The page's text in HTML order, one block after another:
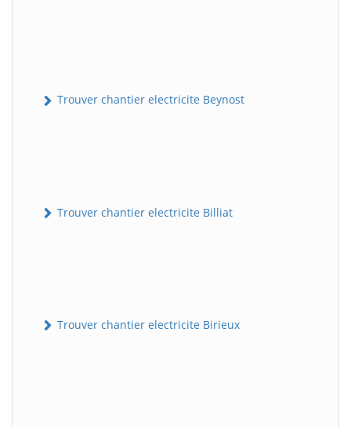
Trouver chantier electricite Beynost
Trouver chantier electricite Billiat
Trouver chantier electricite Birieux